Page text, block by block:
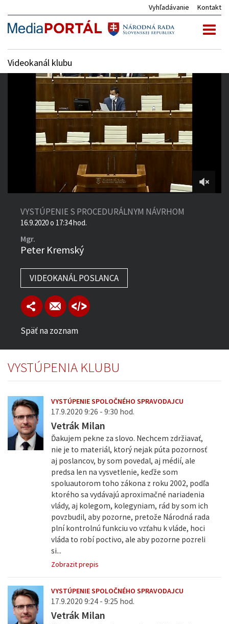
Vyhľadávanie Kontakt
Videokanál klubu
6:06:41
VYSTÚPENIE S PROCEDURÁLNYM NÁVRHOM
16.9.2020 o 17:34 hod.
Mgr.
Peter Kremský
VIDEOKANÁL POSLANCA
Späť na zoznam
VYSTÚPENIA KLUBU
VYSTÚPENIE SPOLOČNÉHO SPRAVODAJCU
17.9.2020 9:26 - 9:30 hod.
Vetrák Milan
Ďakujem pekne za slovo. Nechcem zdržiavať,
nie je to materiál, ktorý nejak púta pozornosť
aj poslancov, by som povedal, aj médií, ale
predsa len na vysvetlenie, keďže som
spoluautorom toho zákona z roku 2002, podľa
ktorého sa vydávajú aproximačné nariadenia
vlády, aj kolegom, kolegyniam, rád by som ich
povzbudil, aby pozorne, pretože Národná rada
plní kontrolnú funkciu vo vzťahu k vláde, hoci
vláda to robí poctivo, ale aby pozorne pozreli
si...
Zobrazit prepis
VYSTÚPENIE SPOLOČNÉHO SPRAVODAJCU
17.9.2020 9:24 - 9:25 hod.
Vetrák Milan